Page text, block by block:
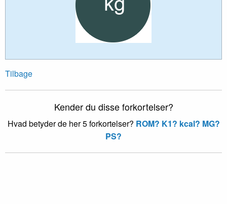
Tilbage
Kender du disse forkortelser?
Hvad betyder de her 5 forkortelser? ROM? K1? kcal? MG?
PS?